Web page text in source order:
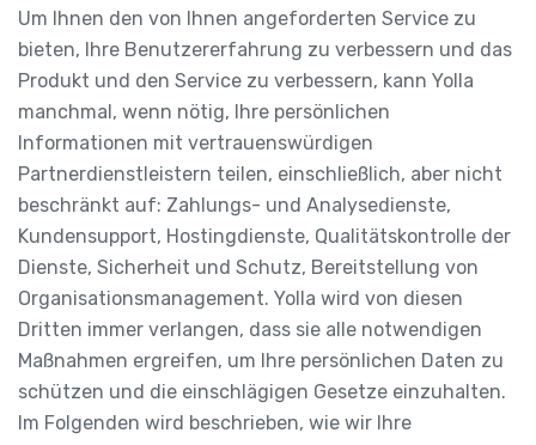
Um Ihnen den von Ihnen angeforderten Service zu
bieten, Ihre Benutzererfahrung zu verbessern und das
Produkt und den Service zu verbessern, kann Yolla
manchmal, wenn nötig, Ihre persönlichen
Informationen mit vertrauenswürdigen
Partnerdienstleistern teilen, einschließlich, aber nicht
beschränkt auf: Zahlungs- und Analysedienste,
Kundensupport, Hostingdienste, Qualitätskontrolle der
Dienste, Sicherheit und Schutz, Bereitstellung von
Organisationsmanagement. Yolla wird von diesen
Dritten immer verlangen, dass sie alle notwendigen
Maßnahmen ergreifen, um Ihre persönlichen Daten zu
schützen und die einschlägigen Gesetze einzuhalten.
Im Folgenden wird beschrieben, wie wir Ihre